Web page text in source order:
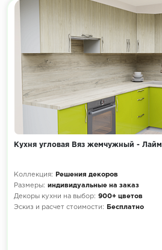
Кухня угловая Вяз жемчужный - Лайм
Коллекция:
Решения декоров
Размеры: индивидуальные на заказ
Декоры кухни на выбор: 900+ цветов
Эскиз и расчет стоимости:
Бесплатно